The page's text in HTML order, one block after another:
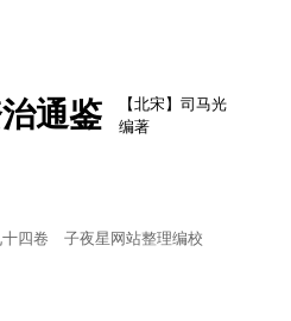
通鉴
【北宋】司马光
编著
十四卷 子夜星网站整理编校